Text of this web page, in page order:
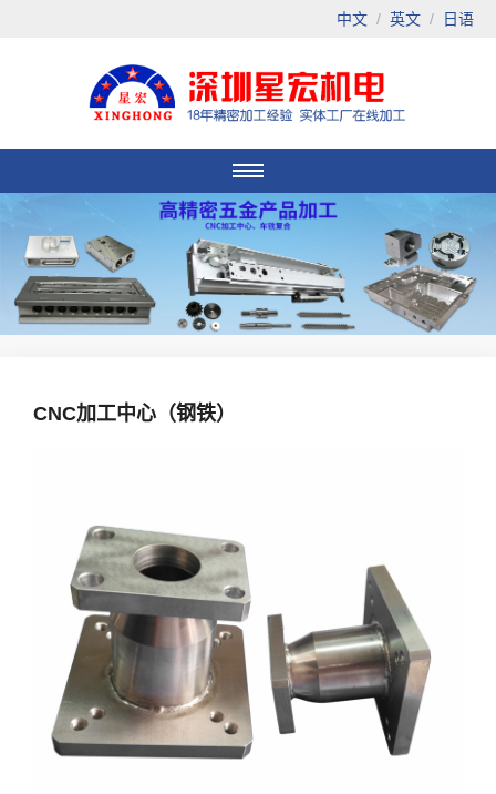
中文 / 英文 / 日语
CNC加工中心（钢铁）